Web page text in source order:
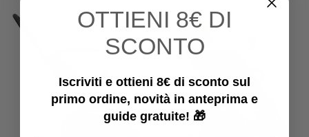
OTTIENI 8€ DI
SCONTO
Iscriviti e ottieni 8€ di sconto sul
primo ordine, novità in anteprima e
guide gratuite! 🎁